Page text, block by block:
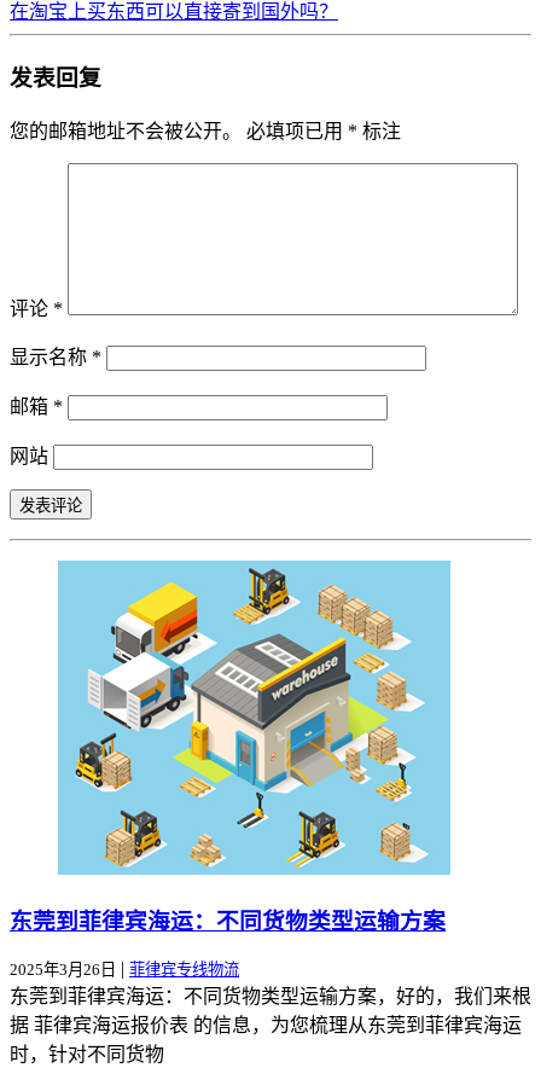
在淘宝上买东西可以直接寄到国外吗？
发表回复
您的邮箱地址不会被公开。 必填项已用 * 标注
评论 *
显示名称 *
邮箱 *
网站
东莞到菲律宾海运：不同货物类型运输方案
2025年3月26日 | 菲律宾专线物流
东莞到菲律宾海运：不同货物类型运输方案，好的，我们来根
据 菲律宾海运报价表 的信息，为您梳理从东莞到菲律宾海运
时，针对不同货物